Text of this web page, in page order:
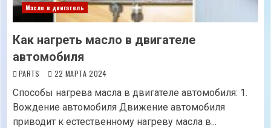
Масло в двигатель
Как нагреть масло в двигателе
автомобиля
PARTS 22 МАРТА 2024
Способы нагрева масла в двигателе автомобиля: 1.
Вождение автомобиля Движение автомобиля
приводит к естественному нагреву масла в...